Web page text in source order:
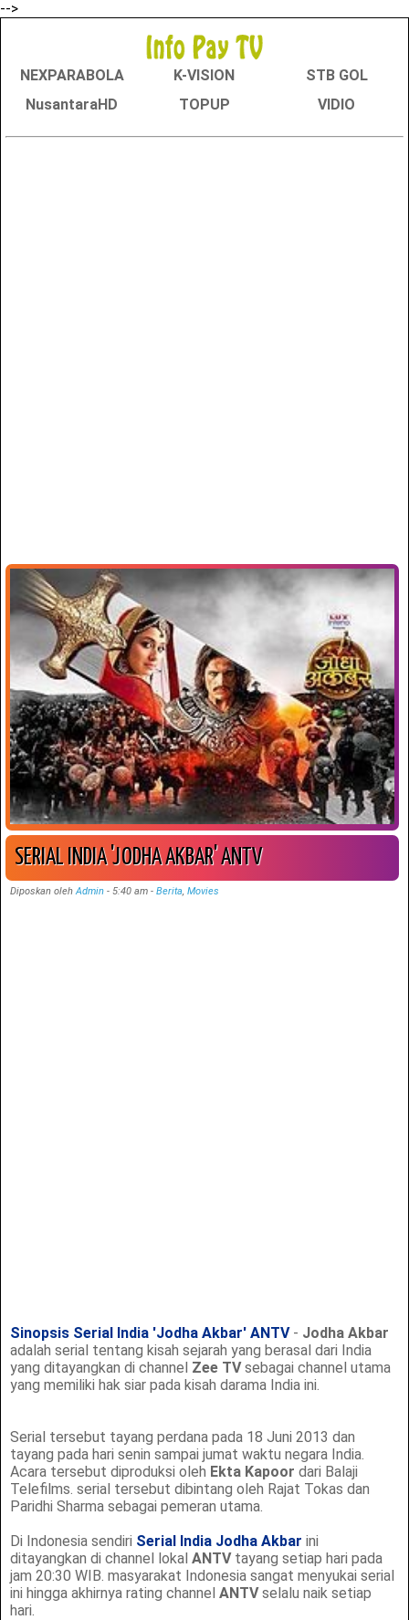
-->
NEXPARABOLA K-VISION
STB GOL
NusantaraHD
TOPUP VIDIO
SERIAL INDIA 'JODHA AKBAR' ANTV
Diposkan olehAdmin - 5:40 am- Berita ,Movies
Sinopsis Serial India 'Jodha Akbar' ANTV- Jodha Akbar
adalah serial tentang kisah sejarah yang berasal dari India
yang ditayangkan di channel Zee TVsebagai channel utama
yang memiliki hak siar pada kisah darama India ini.
Serial tersebut tayang perdana pada 18 Juni 2013 dan
tayang pada hari senin sampai jumat waktu negara India.
Acara tersebut diproduksi oleh Ekta Kapoor dari Balaji
Telefilms. serial tersebut dibintang oleh Rajat Tokas dan
Paridhi Sharma sebagai pemeran utama.
Di Indonesia sendiri Serial India Jodha Akbar ini
ditayangkan di channel lokalANTVtayang setiap hari pada
jam 20:30 WIB. masyarakat Indonesia sangat menyukai serial
ini hingga akhirnya rating channelANTVselalu naik setiap
hari.